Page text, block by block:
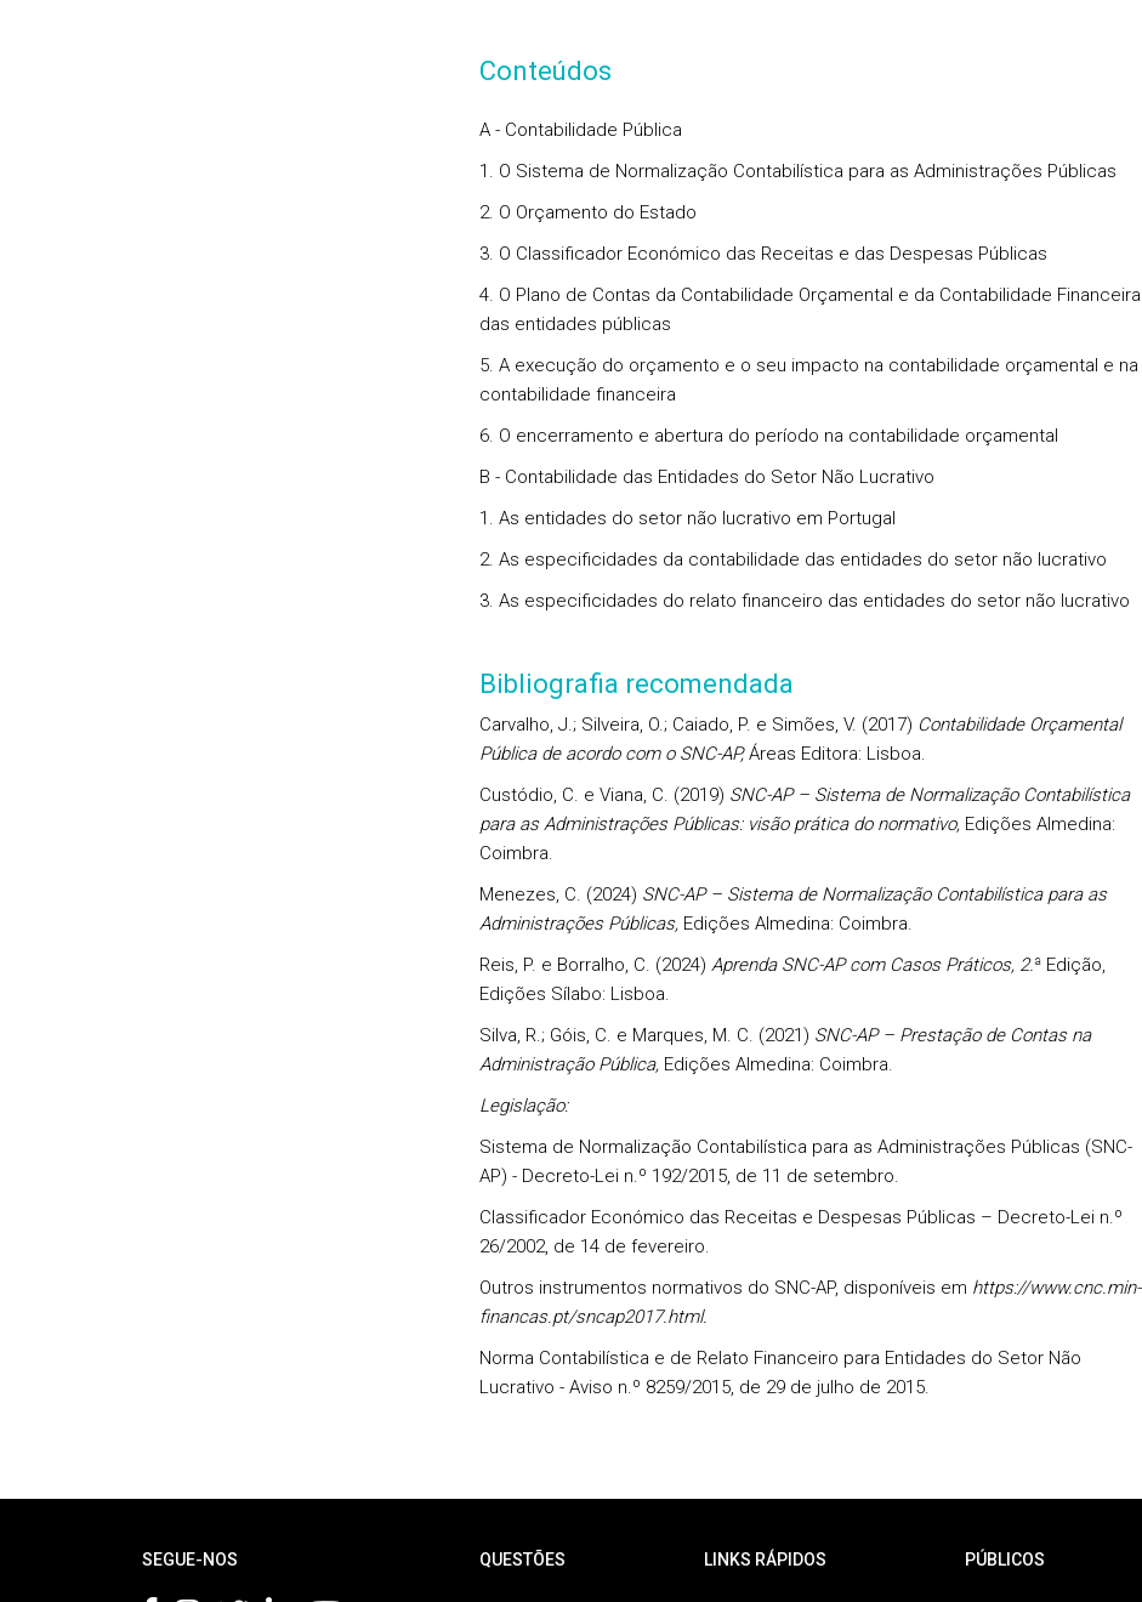
Conteúdos
A - Contabilidade Pública
1. O Sistema de Normalização Contabilística para as Administrações Públicas
2. O Orçamento do Estado
3. O Classificador Económico das Receitas e das Despesas Públicas
4. O Plano de Contas da Contabilidade Orçamental e da Contabilidade Financeira
das entidades públicas
5. A execução do orçamento e o seu impacto na contabilidade orçamental e na
contabilidade financeira
6. O encerramento e abertura do período na contabilidade orçamental
B - Contabilidade das Entidades do Setor Não Lucrativo
1. As entidades do setor não lucrativo em Portugal
2. As especificidades da contabilidade das entidades do setor não lucrativo
3. As especificidades do relato financeiro das entidades do setor não lucrativo
Bibliografia recomendada
Carvalho, J.; Silveira, O.; Caiado, P. e Simões, V. (2017) Contabilidade Orçamental
Pública de acordo com o SNC-AP,Áreas Editora: Lisboa.
Custódio, C. e Viana, C. (2019) SNC-AP – Sistema de Normalização Contabilística
para as Administrações Públicas: visão prática do normativo, Edições Almedina:
Coimbra.
Menezes, C. (2024) SNC-AP – Sistema de Normalização Contabilística para as
Administrações Públicas, Edições Almedina: Coimbra.
Reis, P. e Borralho, C. (2024) Aprenda SNC-AP com Casos Práticos, 2.ª Edição,
Edições Sílabo: Lisboa.
Silva, R.; Góis, C. e Marques, M. C. (2021) SNC-AP – Prestação de Contas na
Administração Pública, Edições Almedina: Coimbra.
Legislação:
Sistema de Normalização Contabilística para as Administrações Públicas (SNC-
AP) - Decreto-Lei n.º 192/2015, de 11 de setembro.
Classificador Económico das Receitas e Despesas Públicas – Decreto-Lei n.º
26/2002, de 14 de fevereiro.
Outros instrumentos normativos do SNC-AP, disponíveis em https://www.cnc.min-
financas.pt/sncap2017.html.
Norma Contabilística e de Relato Financeiro para Entidades do Setor Não
Lucrativo - Aviso n.º 8259/2015, de 29 de julho de 2015.
SEGUE-NOS QUESTÕES LINKS RÁPIDOS PÚBLICOS